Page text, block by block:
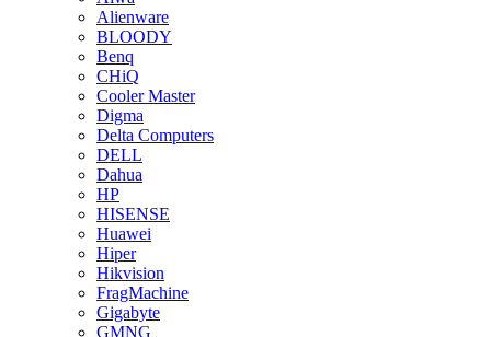
Alienware
BLOODY
Benq
CHiQ
Cooler Master
Digma
Delta Computers
DELL
Dahua
HP
HISENSE
Huawei
Hiper
Hikvision
FragMachine
Gigabyte
GMNG